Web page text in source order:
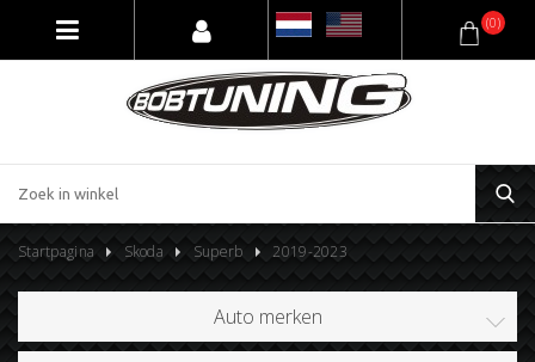
(0)
Startpagina Skoda Superb 2019-2023
Auto merken